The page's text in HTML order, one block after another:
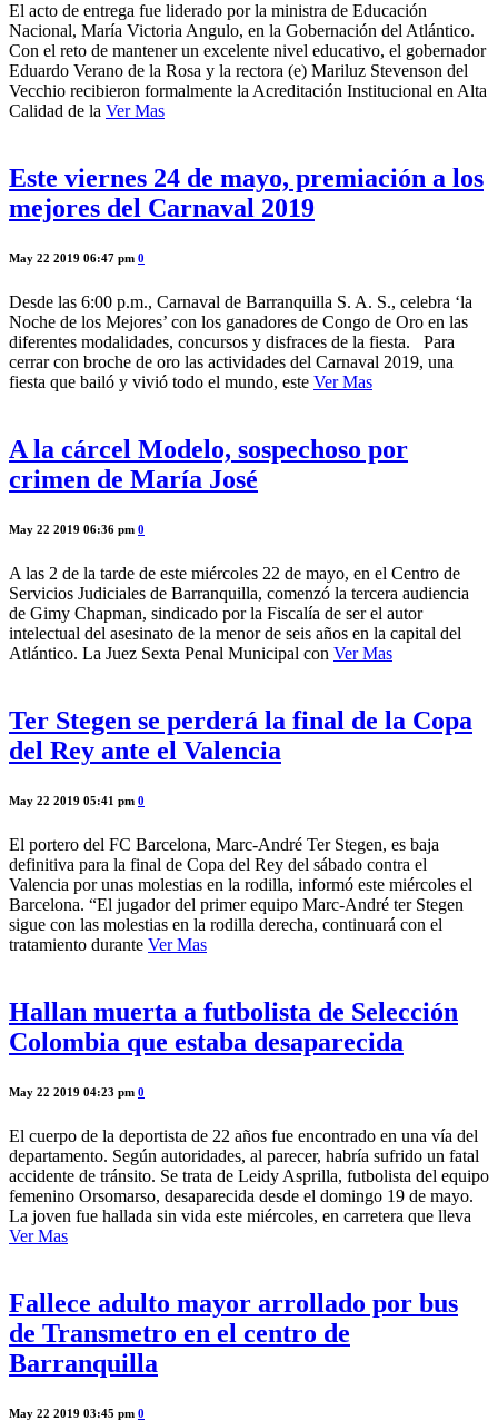
El acto de entrega fue liderado por la ministra de Educación
Nacional, María Victoria Angulo, en la Gobernación del Atlántico.
Con el reto de mantener un excelente nivel educativo, el gobernador
Eduardo Verano de la Rosa y la rectora (e) Mariluz Stevenson del
Vecchio recibieron formalmente la Acreditación Institucional en Alta
Calidad de la Ver Mas
Este viernes 24 de mayo, premiación a los
mejores del Carnaval 2019
May 22 2019 06:47 pm 0
Desde las 6:00 p.m., Carnaval de Barranquilla S. A. S., celebra ‘la
Noche de los Mejores’ con los ganadores de Congo de Oro en las
diferentes modalidades, concursos y disfraces de la fiesta. Para
cerrar con broche de oro las actividades del Carnaval 2019, una
fiesta que bailó y vivió todo el mundo, este Ver Mas
A la cárcel Modelo, sospechoso por
crimen de María José
May 22 2019 06:36 pm 0
A las 2 de la tarde de este miércoles 22 de mayo, en el Centro de
Servicios Judiciales de Barranquilla, comenzó la tercera audiencia
de Gimy Chapman, sindicado por la Fiscalía de ser el autor
intelectual del asesinato de la menor de seis años en la capital del
Atlántico. La Juez Sexta Penal Municipal con Ver Mas
Ter Stegen se perderá la final de la Copa
del Rey ante el Valencia
May 22 2019 05:41 pm 0
El portero del FC Barcelona, Marc-André Ter Stegen, es baja
definitiva para la final de Copa del Rey del sábado contra el
Valencia por unas molestias en la rodilla, informó este miércoles el
Barcelona. “El jugador del primer equipo Marc-André ter Stegen
sigue con las molestias en la rodilla derecha, continuará con el
tratamiento durante Ver Mas
Hallan muerta a futbolista de Selección
Colombia que estaba desaparecida
May 22 2019 04:23 pm 0
El cuerpo de la deportista de 22 años fue encontrado en una vía del
departamento. Según autoridades, al parecer, habría sufrido un fatal
accidente de tránsito. Se trata de Leidy Asprilla, futbolista del equipo
femenino Orsomarso, desaparecida desde el domingo 19 de mayo.
La joven fue hallada sin vida este miércoles, en carretera que lleva
Ver Mas
Fallece adulto mayor arrollado por bus
de Transmetro en el centro de
Barranquilla
May 22 2019 03:45 pm 0